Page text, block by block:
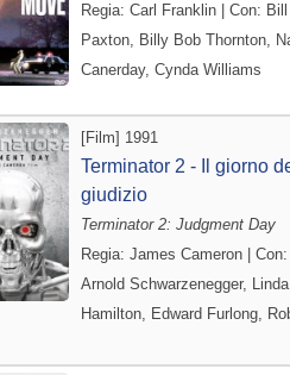
Regia: Carl Franklin | Con: Bill
Paxton, Billy Bob Thornton,
Canerday, Cynda Williams
[Film] 1991
Terminator 2 - Il giorno
giudizio
Terminator 2: Judgment Day
Regia: James Cameron | Con:
Arnold Schwarzenegger, Linda
Hamilton, Edward Furlong,